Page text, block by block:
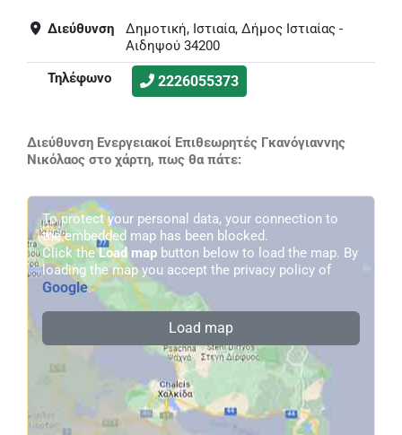
Διεύθυνση
Δημοτική, Ιστιαία, Δήμος Ιστιαίας -
Αιδηψού 34200
Τηλέφωνο
2226055373
Διεύθυνση Ενεργειακοί Επιθεωρητές Γκανόγιαννης
Νικόλαος στο χάρτη, πως θα πάτε:
To protect your personal data, your connection to
the embedded map has been blocked.
Click theLoad map button below to load the map. By
loading the map you accept the privacy policy of
Google.
Load map